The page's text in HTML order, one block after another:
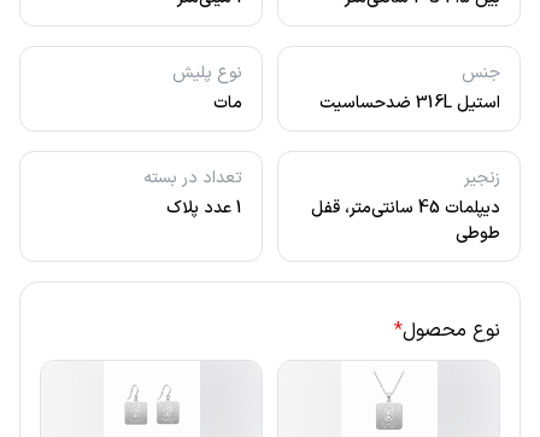
جنس
استیل 316L ضدحساسیت
نوع پلیش
مات
زنجیر
دیپلمات 45 سانتی‌متر، قفل
طوطی
تعداد در بسته
1 عدد پلاک
نوع محصول*